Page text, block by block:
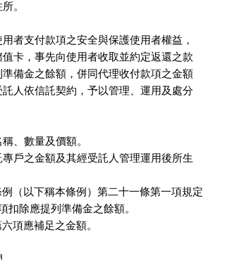
。
用者支付款項之安全與保護使用者權益，
值卡，事先向使用者收取並約定返還之款
準備金之餘額，併同代理收付款項之金額
託人依信託契約，予以管理、運用及處分
、數量及價額。
專戶之金額及其經受託人管理運用後所生
例（以下稱本條例）第二十一條第一項規定
扣除應提列準備金之餘額。
項應補足之金額。